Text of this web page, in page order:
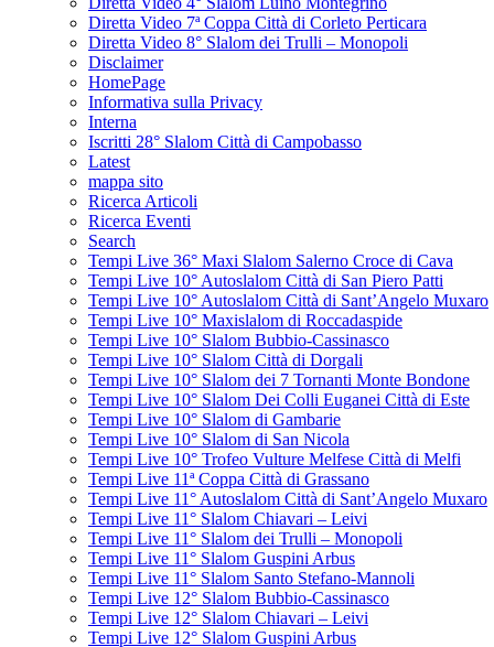
Diretta Video 7ª Coppa Città di Corleto Perticara
Diretta Video 8° Slalom dei Trulli – Monopoli
Disclaimer
HomePage
Informativa sulla Privacy
Interna
Iscritti 28° Slalom Città di Campobasso
Latest
mappa sito
Ricerca Articoli
Ricerca Eventi
Search
Tempi Live 36° Maxi Slalom Salerno Croce di Cava
Tempi Live 10° Autoslalom Città di San Piero Patti
Tempi Live 10° Autoslalom Città di Sant’Angelo Muxaro
Tempi Live 10° Maxislalom di Roccadaspide
Tempi Live 10° Slalom Bubbio-Cassinasco
Tempi Live 10° Slalom Città di Dorgali
Tempi Live 10° Slalom dei 7 Tornanti Monte Bondone
Tempi Live 10° Slalom Dei Colli Euganei Città di Este
Tempi Live 10° Slalom di Gambarie
Tempi Live 10° Slalom di San Nicola
Tempi Live 10° Trofeo Vulture Melfese Città di Melfi
Tempi Live 11ª Coppa Città di Grassano
Tempi Live 11° Autoslalom Città di Sant’Angelo Muxaro
Tempi Live 11° Slalom Chiavari – Leivi
Tempi Live 11° Slalom dei Trulli – Monopoli
Tempi Live 11° Slalom Guspini Arbus
Tempi Live 11° Slalom Santo Stefano-Mannoli
Tempi Live 12° Slalom Bubbio-Cassinasco
Tempi Live 12° Slalom Chiavari – Leivi
Tempi Live 12° Slalom Guspini Arbus